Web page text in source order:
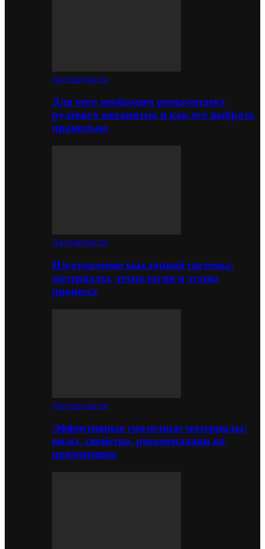
Автозапчасти
Для чего необходим ремкомплект
рулевого механизма и как его выбрать
правильно
Автозапчасти
Изготовление выхлопной системы:
материалы, технологии и этапы
процесса
Автозапчасти
Эффективные смазочные материалы:
виды, свойства, рекомендации по
применению